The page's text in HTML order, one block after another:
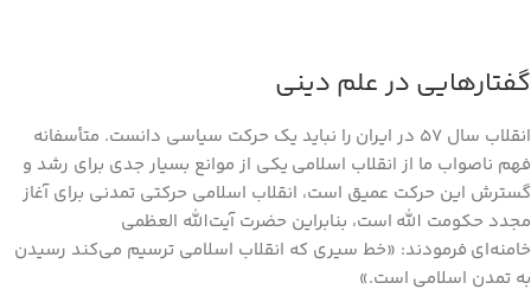
گفتارهایی در علم دینی
انقلاب سال ۵۷ در ایران را نباید یک حرکت سیاسی دانست. متأسفانه
فهم ناصواب ما از انقلاب اسلامی یکی از موانع بسیار جدی برای رشد و
گسترش این حرکت عمیق است، انقلاب اسلامی حرکتی تمدنی برای آغاز
مجدد حکومت الله است، بنابراین حضرت آیت‌الله العظمی
خامنه‌ای فرمودند: «خط سیری که انقلاب اسلامی ترسیم می‌کند رسیدن
به تمدن اسلامی است.»